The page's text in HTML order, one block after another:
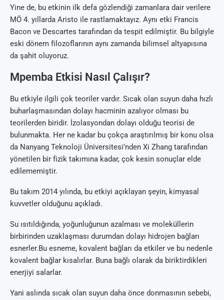
Yine de, bu etkinin ilk defa gözlendiği zamanlara dair verilere
MÖ 4. yıllarda Aristo ile rastlamaktayız. Aynı etki Francis
Bacon ve Descartes tarafından da tespit edilmiştir. Bu bilgiyle
eski dönem filozoflarının aynı zamanda bilimsel altyapısına
da şahit oluyoruz.
Mpemba Etkisi Nasıl Çalışır?
Bu etkiyle ilgili çok teoriler vardır. Sıcak olan suyun daha hızlı
buharlaşmasından dolayı hacminin azalıyor olması bu
teorilerden biridir. İzolasyondan dolayı olduğu teorisi de
bulunmakta. Her ne kadar bu çokça araştırılmış bir konu olsa
da Nanyang Teknoloji Üniversitesi’nden Xi Zhang tarafından
yönetilen bir fizik takımına kadar, çok kesin sonuçlar elde
edilememiştir.
Bu takım 2014 yılında, bu etkiyi açıklayan şeyin, kimyasal
kuvvetler olduğunu açıkladı.
Su ısıtıldığında, yoğunluğunun azalması ve moleküllerin
birbirinden uzaklaşması durumdan dolayı hidrojen bağları
esnerler.Bu esneme, kovalent bağları da etkiler ve bu nedenle
kovalent bağlar kısalırlar. Buna bağlı olarak da biriktirdikleri
enerjiyi salarlar.
Yani aslında sıcak olan suyun daha önce donmasının sebebi,